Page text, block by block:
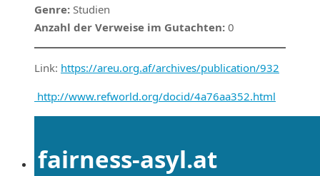
Genre: Studien
Anzahl der Verweise im Gutachten: 0
Link: https://areu.org.af/archives/publication/932
http://www.refworld.org/docid/4a76aa352.html
fairness-asyl.at